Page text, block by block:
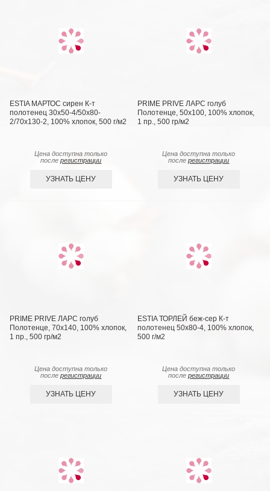
ESTIA МАРТОС сирен К-т
полотенец 30х50-4/50х80-
2/70х130-2, 100% хлопок, 500 г/м2
Цена доступна только
послерегистрации
УЗНАТЬ ЦЕНУ
PRIME PRIVE ЛАРС голуб
Полотенце, 50x100, 100% хлопок,
1 пр., 500 гр/м2
Цена доступна только
послерегистрации
УЗНАТЬ ЦЕНУ
PRIME PRIVE ЛАРС голуб
Полотенце, 70х140, 100% хлопок,
1 пр., 500 гр/м2
Цена доступна только
послерегистрации
УЗНАТЬ ЦЕНУ
ESTIA ТОРЛЕЙ беж-сер К-т
полотенец 50х80-4, 100% хлопок,
500 г/м2
Цена доступна только
послерегистрации
УЗНАТЬ ЦЕНУ